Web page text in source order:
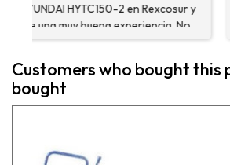
HYUNDAI HYTC150-2 en Rexcosur y
fue una muy buena experiencia. No
solo me encontré el producto que
asesoraron y explicaron con
detalle para asegurarme de que
estaba eligiendo la máquina más
contactactanto me explicó todo￼
Customers who bought this
bought